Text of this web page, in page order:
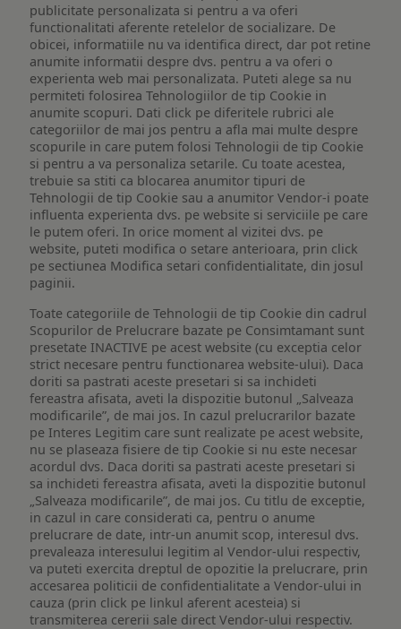
publicitate personalizata si pentru a va oferi
functionalitati aferente retelelor de socializare. De
obicei, informatiile nu va identifica direct, dar pot retine
anumite informatii despre dvs. pentru a va oferi o
experienta web mai personalizata. Puteti alege sa nu
permiteti folosirea Tehnologiilor de tip Cookie in
anumite scopuri. Dati click pe diferitele rubrici ale
categoriilor de mai jos pentru a afla mai multe despre
scopurile in care putem folosi Tehnologii de tip Cookie
si pentru a va personaliza setarile. Cu toate acestea,
trebuie sa stiti ca blocarea anumitor tipuri de
Tehnologii de tip Cookie sau a anumitor Vendor-i poate
influenta experienta dvs. pe website si serviciile pe care
le putem oferi. In orice moment al vizitei dvs. pe
website, puteti modifica o setare anterioara, prin click
pe sectiunea Modifica setari confidentialitate, din josul
paginii.
Toate categoriile de Tehnologii de tip Cookie din cadrul
Scopurilor de Prelucrare bazate pe Consimtamant sunt
presetate INACTIVE pe acest website (cu exceptia celor
strict necesare pentru functionarea website-ului). Daca
doriti sa pastrati aceste presetari si sa inchideti
fereastra afisata, aveti la dispozitie butonul „Salveaza
modificarile”, de mai jos. In cazul prelucrarilor bazate
pe Interes Legitim care sunt realizate pe acest website,
nu se plaseaza fisiere de tip Cookie si nu este necesar
acordul dvs. Daca doriti sa pastrati aceste presetari si
sa inchideti fereastra afisata, aveti la dispozitie butonul
„Salveaza modificarile”, de mai jos. Cu titlu de exceptie,
in cazul in care considerati ca, pentru o anume
prelucrare de date, intr-un anumit scop, interesul dvs.
prevaleaza interesului legitim al Vendor-ului respectiv,
va puteti exercita dreptul de opozitie la prelucrare, prin
accesarea politicii de confidentialitate a Vendor-ului in
cauza (prin click pe linkul aferent acesteia) si
transmiterea cererii sale direct Vendor-ului respectiv.